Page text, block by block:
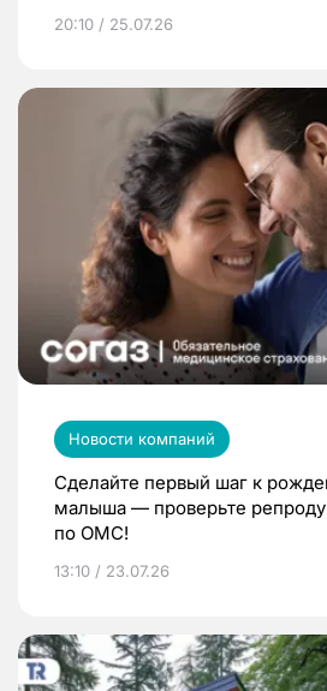
20:10 / 25.07.26
Новости компаний
Сделайте первый шаг к
малыша — проверьте
по ОМС!
13:10 / 23.07.26